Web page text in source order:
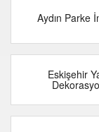
Aydın Parke
Eskişehir